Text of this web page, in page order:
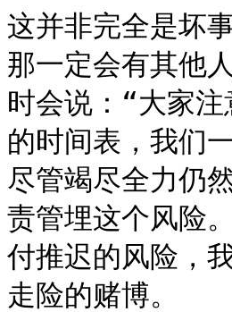
这并非完全是坏
那一定会有其他
时会说：“大家
的时间表，我们
尽管竭尽全力仍
责管埋这个风险
付推迟的风险，
走险的赌博。